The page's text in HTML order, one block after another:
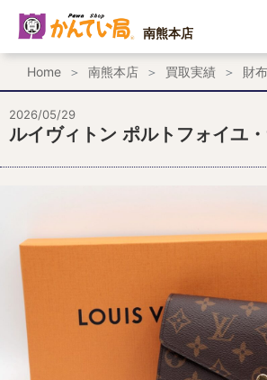
ス
ッ
プ
南熊本店
Home 南熊本店 買取実績 財布
2026/05/29
ルイヴィトン ポルトフォイユ